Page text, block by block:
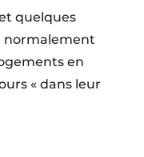
quelques
normalement
en
« dans leur